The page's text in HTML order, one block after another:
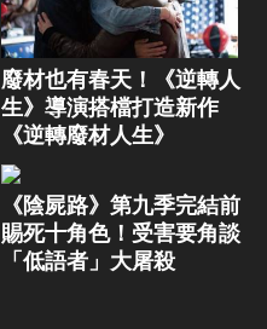
廢材也有春天！《逆轉人
生》導演搭檔打造新作
《逆轉廢材人生》
《陰屍路》第九季完結前
賜死十角色！受害要角談
「低語者」大屠殺